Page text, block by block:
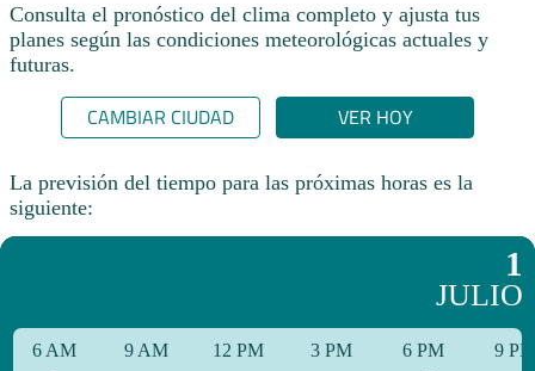
Consulta el pronóstico del clima completo y ajusta tus
planes según las condiciones meteorológicas actuales y
futuras.
CAMBIAR CIUDAD VER HOY
La previsión del tiempo para las próximas horas es la
siguiente:
1
JULIO
6 AM 9 AM 12 PM 3 PM 6 PM 9